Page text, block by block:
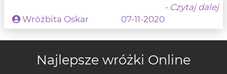
- Czytaj dalej
Wróżbita Oskar
07-11-2020
Najlepsze wróżki Online